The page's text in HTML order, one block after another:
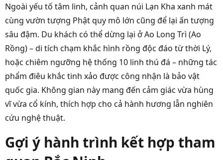
Ngoài yếu tố tâm linh, cảnh quan núi Lạn Kha xanh mát
cùng vườn tượng Phật quy mô lớn cũng để lại ấn tượng
sâu đậm. Du khách có thể dừng lại ở Ao Long Trì (Ao
Rồng) – di tích chạm khắc hình rồng độc đáo từ thời Lý,
hoặc chiêm ngưỡng hệ thống 10 linh thú đá – những tác
phẩm điêu khắc tinh xảo được công nhận là bảo vật
quốc gia. Không gian này mang đến cảm giác vừa hùng
vĩ vừa cổ kính, thích hợp cho cả hành hương lẫn nghiên
cứu nghệ thuật.
Gợi ý hành trình kết hợp tham